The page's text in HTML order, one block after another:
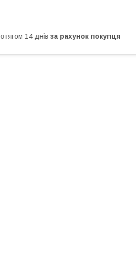
14 днів за рахунок покупця